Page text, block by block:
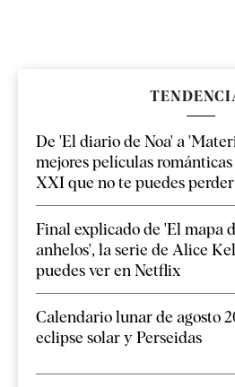
De 'El diario de Noa' a
mejores películas
XXI que no te puedes perder
Final explicado de 'El mapa
anhelos', la serie de Alice
puedes ver en Netflix
Calendario lunar de agosto
eclipse solar y Perseidas